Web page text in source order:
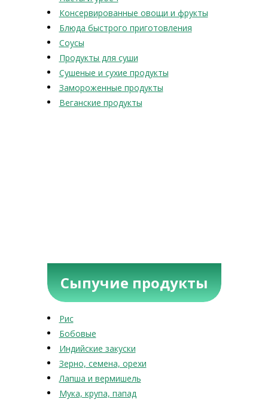
Консервированные овощи и фрукты
Блюда быстрого приготовления
Соусы
Продукты для суши
Сушеные и сухие продукты
Замороженные продукты
Веганские продукты
Сыпучие продукты
Рис
Бобовые
Индийские закуски
Зерно, семена, орехи
Лапша и вермишель
Мука, крупа, папад